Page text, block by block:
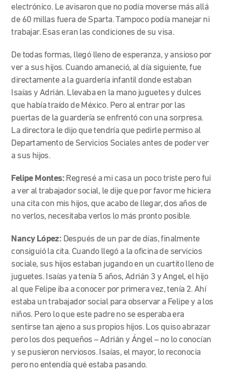
electrónico. Le avisaron que no podía moverse más allá
de 60 millas fuera de Sparta. Tampoco podía manejar ni
trabajar. Esas eran las condiciones de su visa.
De todas formas, llegó lleno de esperanza, y ansioso por
ver a sus hijos. Cuando amaneció, al día siguiente, fue
directamente a la guardería infantil donde estaban
Isaías y Adrián. Llevaba en la mano juguetes y dulces
que había traído de México. Pero al entrar por las
puertas de la guardería se enfrentó con una sorpresa.
La directora le dijo que tendría que pedirle permiso al
Departamento de Servicios Sociales antes de poder ver
a sus hijos.
Felipe Montes: Regresé a mi casa un poco triste pero fui
a ver al trabajador social, le dije que por favor me hiciera
una cita con mis hijos, que acabo de llegar, dos años de
no verlos, necesitaba verlos lo más pronto posible.
Nancy López: Después de un par de días, finalmente
consiguió la cita. Cuando llegó a la oficina de servicios
sociale, sus hijos estaban jugando en un cuartito lleno de
juguetes. Isaías ya tenía 5 años, Adrián 3 y Angel, el hijo
al que Felipe iba a conocer por primera vez, tenía 2. Ahí
estaba un trabajador social para observar a Felipe y a los
niños. Pero lo que este padre no se esperaba era
sentirse tan ajeno a sus propios hijos. Los quiso abrazar
pero los dos pequeños – Adrián y Ángel – no lo conocían
y se pusieron nerviosos. Isaías, el mayor, lo reconocia
pero no entendía qué estaba pasando.